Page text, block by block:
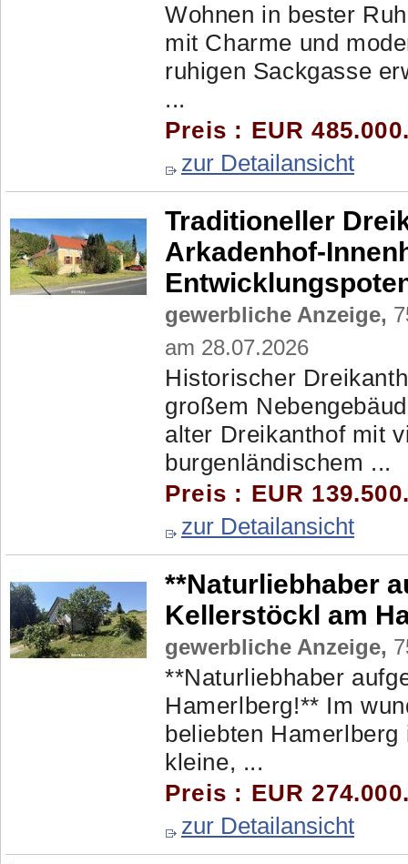
Wohnen in bester
mit Charme und
ruhigen Sackgasse
...
Preis : EUR
zur Detailansicht
Traditioneller
Arkadenhof-
gewerbliche Anzeige,
am 28.07.2026
Historischer
großem
alter Dreikanthof mit
burgenländischem ...
Preis : EUR
zur Detailansicht
**Naturliebhaber
Kellerstöckl am
gewerbliche Anzeige,
**Naturliebhaber
Hamerlberg!** Im
beliebten
kleine, ...
Preis : EUR
zur Detailansicht